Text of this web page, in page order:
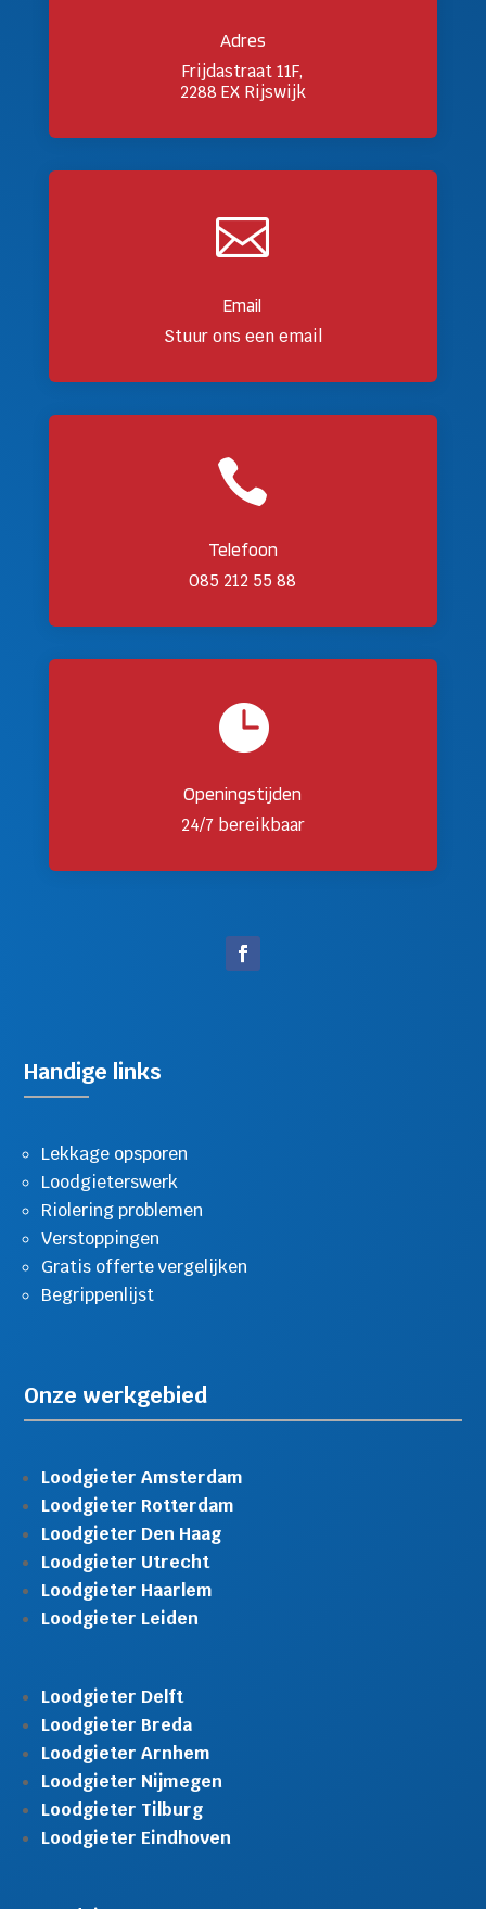
Adres
Frijdastraat 11F,
2288 EX Rijswijk

Email
Stuur ons een email

Telefoon
085 212 55 88

Openingstijden
24/7 bereikbaar
Handige links
Lekkage opsporen
Loodgieterswerk
Riolering problemen
Verstoppingen
Gratis offerte vergelijken
Begrippenlijst
Onze werkgebied
Loodgieter Amsterdam
Loodgieter Rotterdam
Loodgieter Den Haag
Loodgieter Utrecht
Loodgieter Haarlem
Loodgieter Leiden
Loodgieter Delft
Loodgieter Breda
Loodgieter Arnhem
Loodgieter Nijmegen
Loodgieter Tilburg
Loodgieter Eindhoven